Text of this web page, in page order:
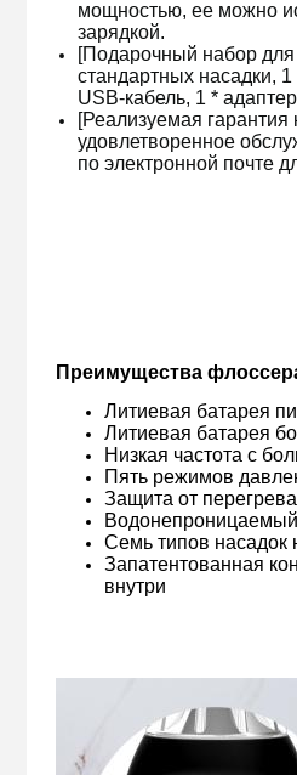
мощностью, ее можно
зарядкой.
[Подарочный набор для
стандартных насадки,
USB-кабель, 1 *
[Реализуемая гарантия
удовлетворенное
по электронной почте
Преимущества
Литиевая батарея
Литиевая батарея
Низкая частота с
Пять режимов
Защита от перегрева
Водонепроницаемый
Семь типов насадок
Запатентованная
внутри